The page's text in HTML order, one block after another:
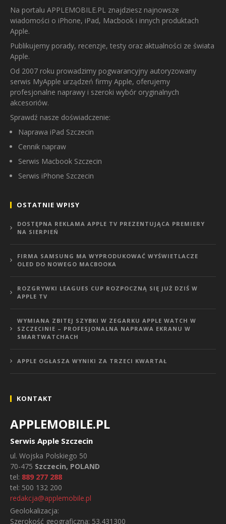
Na portalu APPLEMOBILE.PL znajdziesz najnowsze
wiadomości o iPhone, iPad, Macbook i innych produktach
Apple.
Publikujemy porady, recenzje, testy oraz aktualności ze świata
Apple.
Od 2007 roku prowadzimy pogwarancyjny autoryzowany
serwis MyApple urządzeń firmy Apple, oferujemy
profesjonalne naprawy i szeroki wybór oryginalnych
akcesoriów.
Sprawdź nasze doświadczenie:
Naprawa iPad Szczecin
Cennik napraw
Serwis Macbook Szczecin
Serwis iPhone Szczecin
OSTATNIE WPISY
DOSTĘPNA REKLAMA APPLE TV PREZENTUJĄCA PREMIERY
NA SIERPIEŃ
FIRMA SAMSUNG MA WYPRODUKOWAĆ WYŚWIETLACZE
OLED DO NOWEGO MACBOOKA
ROZGRYWKI LEAGUES CUP ROZPOCZNĄ SIĘ JUŻ DZIŚ W
APPLE TV
WYMIANA ZBITEJ SZYBKI W ZEGARKU APPLE WATCH W
SZCZECINIE – PROFESJONALNA NAPRAWA EKRANU W
SMARTWATCHACH
APPLE OGŁASZA WYNIKI ZA TRZECI KWARTAŁ
KONTAKT
APPLEMOBILE.PL
Serwis Apple Szczecin
ul. Wojska Polskiego 50
70-475 Szczecin, POLAND
tel: 889 277 288
tel: 500 132 200
redakcja@applemobile.pl
Geolokalizacja:
Szerokość geograficzna: 53.431300